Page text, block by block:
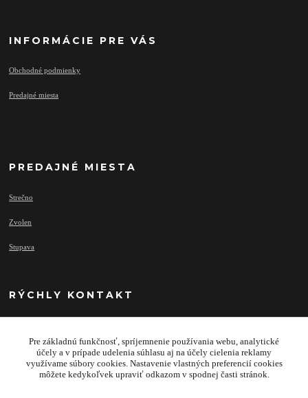
INFORMÁCIE PRE VÁS
Obchodné podmienky
Predajné miesta
PREDAJNÉ MIESTA
Strečno
Zvolen
Stupava
RÝCHLY KONTAKT
info@najprivesy.sk
Pre základnú funkčnosť, spríjemnenie používania webu, analytické
účely a v prípade udelenia súhlasu aj na účely cielenia reklamy
využívame súbory cookies. Nastavenie vlastných preferencií cookies
môžete kedykoľvek upraviť odkazom v spodnej časti stránok.